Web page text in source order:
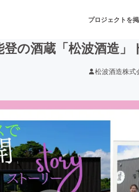
プロジェクトを
音楽
ェット ゲーム・サービス開
書籍・雑誌出版
登の酒蔵「松波酒造
松波酒造株式